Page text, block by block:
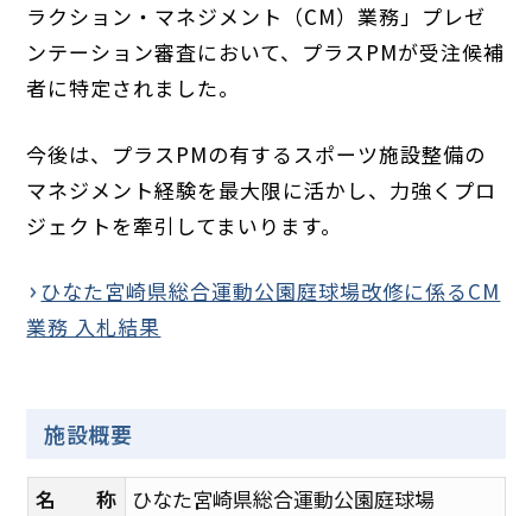
ラクション・マネジメント（CM）業務」プレゼ
ンテーション審査において、プラスPMが受注候補
者に特定されました。
今後は、プラスPMの有するスポーツ施設整備の
マネジメント経験を最大限に活かし、力強くプロ
ジェクトを牽引してまいります。
ひなた宮崎県総合運動公園庭球場改修に係るCM
業務 入札結果
施設概要
名 称 ひなた宮崎県総合運動公園庭球場